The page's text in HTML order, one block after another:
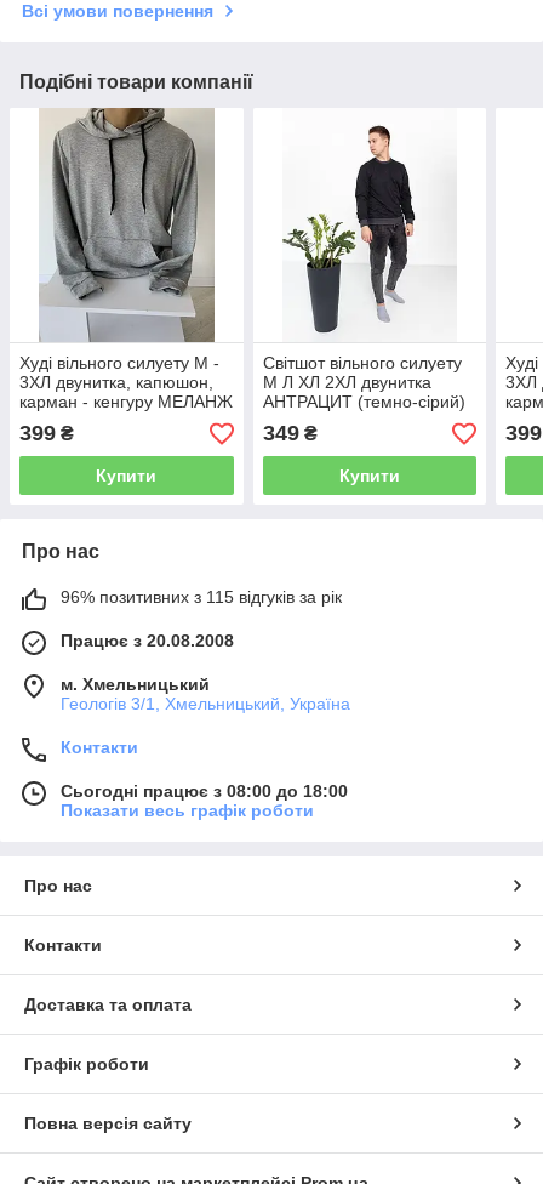
Всі умови повернення
Подібні товари компанії
Худі вільного силуету М -
3ХЛ двунитка, капюшон,
карман - кенгуру МЕЛАНЖ
399 ₴
Купити
Світшот вільного силуету
М Л ХЛ 2ХЛ двунитка
АНТРАЦИТ (темно-сірий)
349₴
Купити
3ХЛ
399
Про нас
96% позитивних з 115 відгуків за рік
Працює з 20.08.2008
м. Хмельницький
Геологів 3/1, Хмельницький, Україна
Контакти
Сьогодні працює з 08:00 до 18:00
Показати весь графік роботи
Про нас
Контакти
Доставка та оплата
Графік роботи
Повна версія сайту